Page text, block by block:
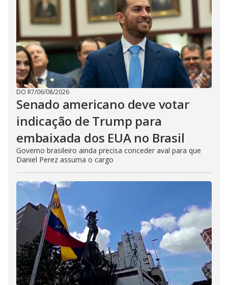
DO R7/06/08/2026
Senado americano deve votar
indicação de Trump para
embaixada dos EUA no Brasil
Governo brasileiro ainda precisa conceder aval para que
Daniel Perez assuma o cargo